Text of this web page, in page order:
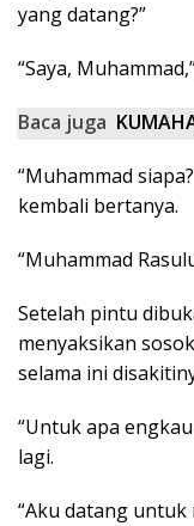
yang datang?”
“Saya,
Baca juga
“Muhammad
kembali bertanya.
“Muhammad
Setelah pintu
menyaksikan
selama ini
“Untuk apa
lagi.
“Aku datang